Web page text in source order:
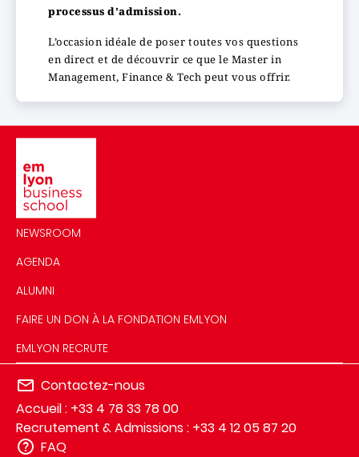
processus d’admission.
L’occasion idéale de poser toutes vos questions
en direct et de découvrir ce que le Master in
Management, Finance & Tech peut vous offrir.
NEWSROOM
AGENDA
ALUMNI
FAIRE UN DON À LA FONDATION EMLYON
EMLYON RECRUTE
Contactez-nous
Accueil : +33 4 78 33 78 00
Recrutement & Admissions : +33 4 12 05 87 20
FAQ